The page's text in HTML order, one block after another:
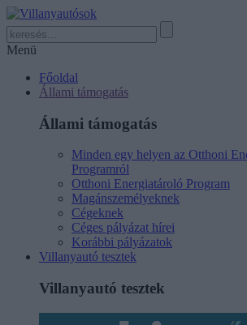
Menü
Főoldal
Állami támogatás
Állami támogatás
Minden egy helyen az Otthoni
Programról
Otthoni Energiatároló Program
Magánszemélyeknek
Cégeknek
Céges pályázat hírei
Korábbi pályázatok
Villanyautó tesztek
Villanyautó tesztek